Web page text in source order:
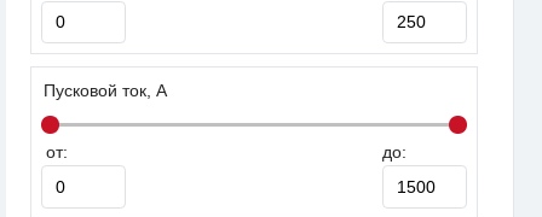
Пусковой ток, А
от: до: